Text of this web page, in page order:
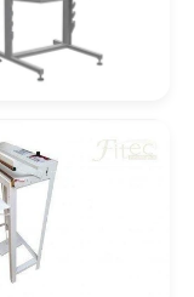
Para
Para
Preço